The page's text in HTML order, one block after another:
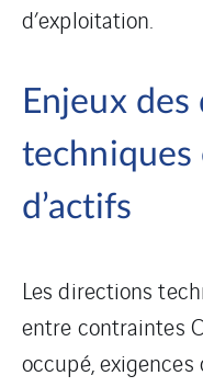
d’exploitation.
Enjeux
techniques
d’actifs
Les directions
entre contraintes
occupé,